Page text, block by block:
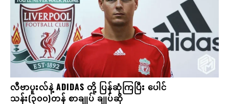
လီဗာပူးလ်နဲ့ ADIDAS တို့ ပြန်ဆုံကြပြီး ပေါင်
သန်း(၃၀၀)တန် စာချုပ် ချုပ်ဆို